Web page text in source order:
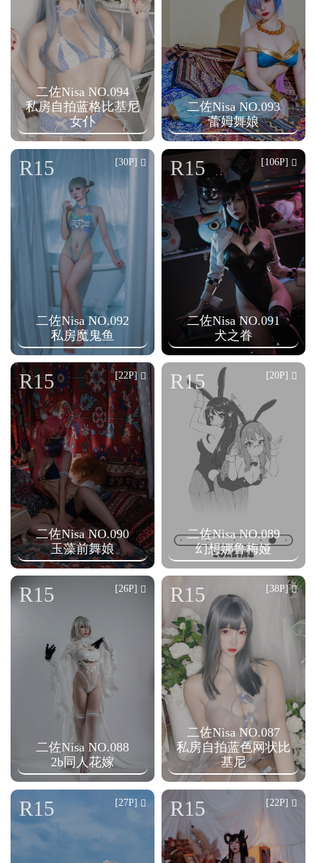
二佐Nisa NO.094
私房自拍蓝格比基尼
女仆
二佐Nisa NO.093
蕾姆舞娘
二佐Nisa NO.092
私房魔鬼鱼
R15 [30P]
二佐Nisa NO.091
犬之眷
R15 [106P]
二佐Nisa NO.090
玉藻前舞娘
R15 [22P]
二佐Nisa NO.089
幻想娜鲁梅娅
R15 [20P]
二佐Nisa NO.088
2b同人花嫁
R15 [26P]
二佐Nisa NO.087
私房自拍蓝色网状比
基尼
R15 [38P]
R15 [27P] R15 [22P]